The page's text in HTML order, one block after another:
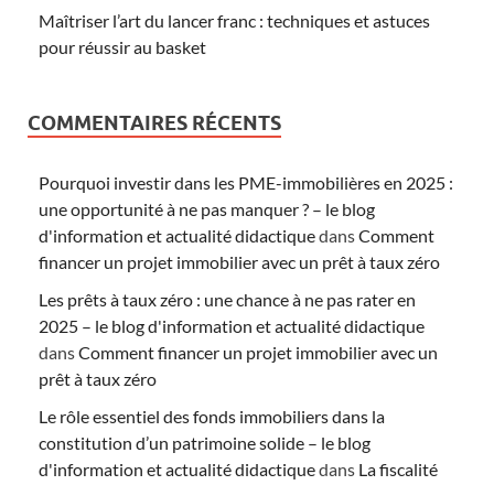
Maîtriser l’art du lancer franc : techniques et astuces
pour réussir au basket
COMMENTAIRES RÉCENTS
Pourquoi investir dans les PME-immobilières en 2025 :
une opportunité à ne pas manquer ? – le blog
d'information et actualité didactiquedansComment
financer un projet immobilier avec un prêt à taux zéro
Les prêts à taux zéro : une chance à ne pas rater en
2025 – le blog d'information et actualité didactique
dansComment financer un projet immobilier avec un
prêt à taux zéro
Le rôle essentiel des fonds immobiliers dans la
constitution d’un patrimoine solide – le blog
d'information et actualité didactiquedans La fiscalité